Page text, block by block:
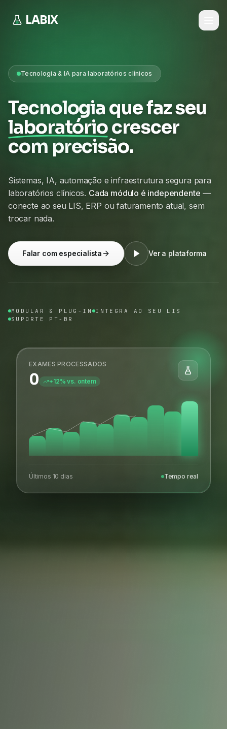
LABIX
Tecnologia & IA para laboratórios clínicos
Tecnologia que faz seu
laboratóriocrescer
com precisão.
Sistemas, IA, automação e infraestrutura segura para
laboratórios clínicos. Cada módulo é independente —
conecte ao seu LIS, ERP ou faturamento atual, sem
trocar nada.
Falar com especialista Ver a plataforma
MODULAR & PLUG-IN INTEGRA AO SEU LIS
SUPORTE PT-BR
EXAMES PROCESSADOS
0 +12% vs. ontem
Últimos 10 dias Tempo real